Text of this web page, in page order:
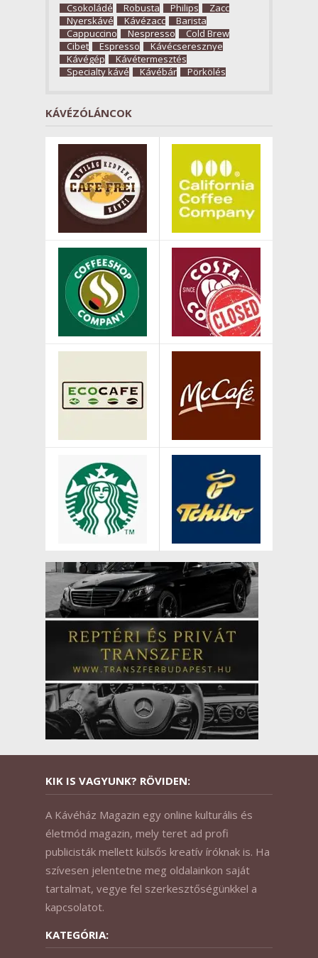
Csokoládé
Robusta Philips
Zacc
Nyerskávé
Kávézacc
Barista
Cappuccino
Nespresso
Cold Brew
Cibet
Espresso
Kávécseresznye
Kávégép
Kávétermesztés
Specialty kávé
Kávébár Pörkölés
KÁVÉZÓLÁNCOK
KIK IS VAGYUNK? RÖVIDEN:
A Kávéház Magazin egy online kulturális és
életmód magazin, mely teret ad profi
publicisták mellett külsős kreatív íróknak is. Ha
szívesen jelentetne meg oldalainkon saját
tartalmat, vegye fel szerkesztőségünkkel a
kapcsolatot.
KATEGÓRIA: